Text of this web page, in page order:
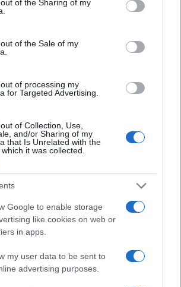
visit or usage behaviour. You may click to
to Google and its third-party tags to
specified purposes in below Google
out of the Sharing of my
of the Sale of my
of processing my
for Targeted Advertising.
of Collection, Use,
and/or Sharing of my
that Is Unrelated with the
it was collected.
Google to enable storage
like cookies on web or
in apps.
my user data to be sent to
advertising purposes.
ο Κωνσταντίνος Βασάλος έχει
καμιά του σχέση; Όποτε τον
χαρταετό. Θυμάσαι το 2017 που
δυο κοπέλες που είχαν σχέση
Το θυμάσαι όταν βγήκε από το
ταυτόχρονα και με τις δύο.
αυτός έχει αποδεχθεί ποτέ
είχε πει ο Δημήτρης
νωρίτερα,
ο Κωνσταντίνος
όλο νόημα : «Είχα βγει και είχα
έχει σχέση. Εγώ δεν είχα
βγήκε και έλεγε ότι λέω
να πω όνομα, με καθύβρισε και
κοινά βίντεο με τη Ρία».